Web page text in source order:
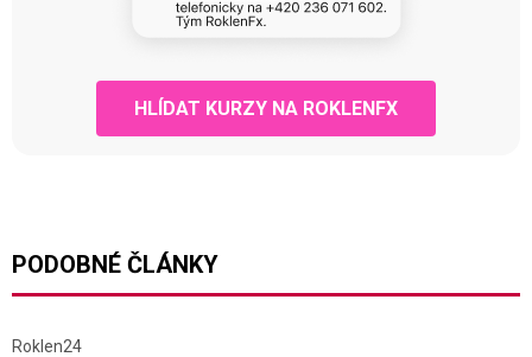
HLÍDAT KURZY NA ROKLENFX
PODOBNÉ ČLÁNKY
Roklen24